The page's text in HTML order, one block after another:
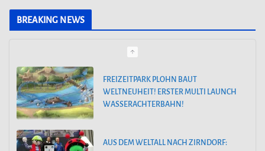
BREAKING NEWS
FREIZEITPARK PLOHN BAUT
WELTNEUHEIT! ERSTER MULTI LAUNCH
WASSERACHTERBAHN!
AUS DEM WELTALL NACH ZIRNDORF: